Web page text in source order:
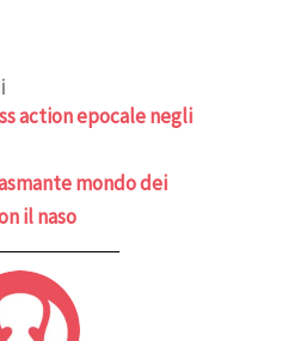
action epocale negli
mondo dei
il naso